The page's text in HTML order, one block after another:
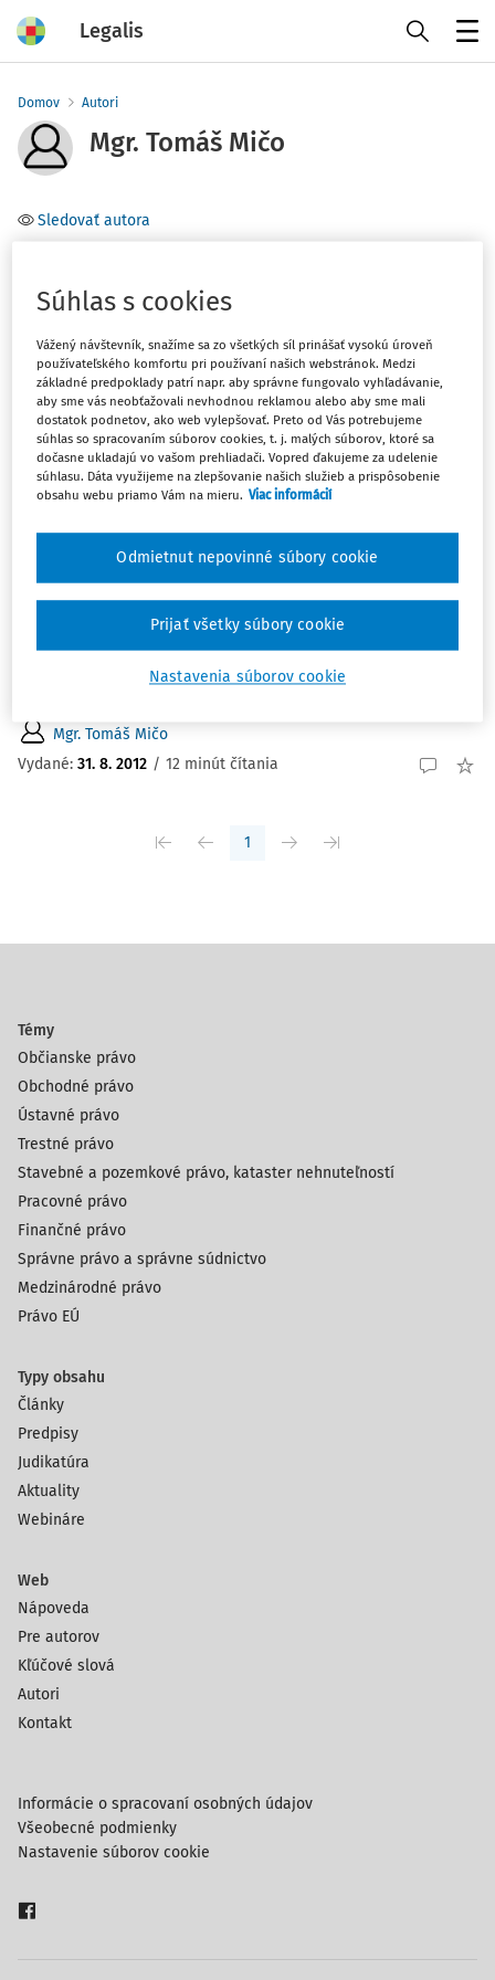
Legalis
Domov Autori
Mgr. Tomáš Mičo
Sledovať autora
Počet vyhľadaných dokumentov:1
Zoradiť podľa:
Najnovšie
Najstaršie
Čo prináša nový zákon o ochrane
osobných údajov?
ČO PRINÁŠA NOVÝ ZÁKON O OCHRANE OSOBNÝCH
údajov Slovenskej republiky (ďalej len "Úrad") zviditeľnil
Mgr. Tomáš Mičo
Vydané: 31. 8. 2012 / 12 minút čítania
1
Témy
Občianske právo
Obchodné právo
Ústavné právo
Trestné právo
Stavebné a pozemkové právo, kataster nehnuteľností
Pracovné právo
Finančné právo
Správne právo a správne súdnictvo
Medzinárodné právo
Právo EÚ
Typy obsahu
Články
Predpisy
Judikatúra
Aktuality
Webináre
Web
Nápoveda
Pre autorov
Kľúčové slová
Autori
Kontakt
Informácie o spracovaní osobných údajov
Všeobecné podmienky
Nastavenie súborov cookie
Súhlas s cookies
Vážený návštevník, snažíme sa zo všetkých síl prinášať vysokú úroveň
používateľského komfortu pri používaní našich webstránok. Medzi
základné predpoklady patrí napr. aby správne fungovalo vyhľadávanie,
aby sme vás neobťažovali nevhodnou reklamou alebo aby sme mali
dostatok podnetov, ako web vylepšovať. Preto od Vás potrebujeme
súhlas so spracovaním súborov cookies, t. j. malých súborov, ktoré sa
dočasne ukladajú vo vašom prehliadači. Vopred ďakujeme za udelenie
súhlasu. Dáta využijeme na zlepšovanie našich služieb a prispôsobenie
obsahu webu priamo Vám na mieru. Viac informácií
Nastavenia súborov cookie
Odmietnut nepovinné súbory cookie
Prijať všetky súbory cookie